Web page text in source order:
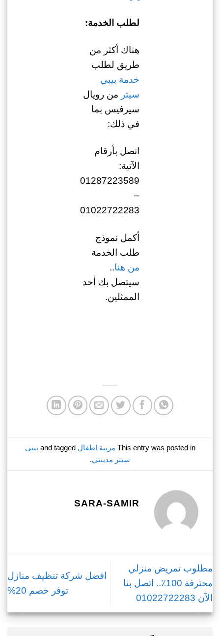
لطلب الخدمة:
هناك أكثر من
طريق لطلب
خدمة بيبي
سيتر من رويال
سيرفيس بما
في ذلك:
اتصل بأرقام
الآتية:
01287223589
–
01022722283
أكمل نموذج
طلب الخدمة
من هنا..
سيتصل بك أحد
الممثلين.
This entry was posted in مربية اطفال and tagged
بيبي
سيتر مدينتي.
SARA-SAMIR
مطلوب تمريض منزلي
محترفة 100٪.. اتصل بنا
الآن 01022722283
افضل شركة تنظيف منازل
توفر خصم 20%